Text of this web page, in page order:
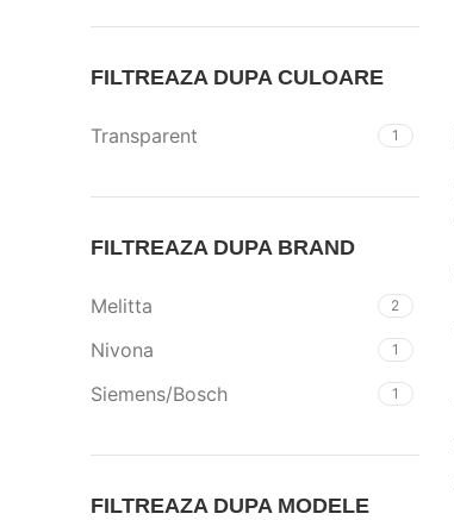
FILTREAZA DUPA CULOARE
Transparent 1
FILTREAZA DUPA BRAND
Melitta 2
Nivona 1
Siemens/Bosch 1
FILTREAZA DUPA MODELE